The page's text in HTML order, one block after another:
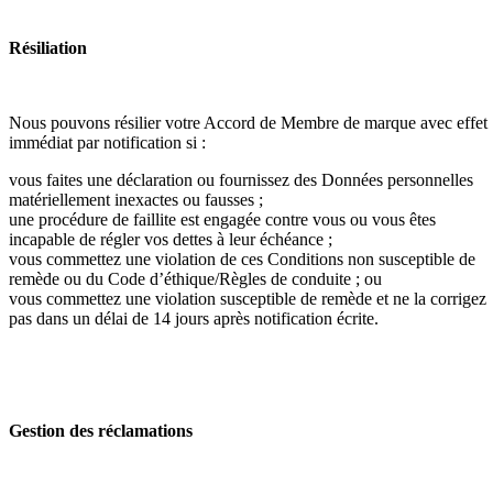
Résiliation
Nous pouvons résilier votre Accord de Membre de marque avec effet
immédiat par notification si :
vous faites une déclaration ou fournissez des Données personnelles
matériellement inexactes ou fausses ;
une procédure de faillite est engagée contre vous ou vous êtes
incapable de régler vos dettes à leur échéance ;
vous commettez une violation de ces Conditions non susceptible de
remède ou du Code d’éthique/Règles de conduite ; ou
vous commettez une violation susceptible de remède et ne la corrigez
pas dans un délai de 14 jours après notification écrite.
Gestion des réclamations